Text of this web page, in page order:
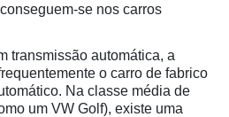
se nos carros
transmissão automática, a
o carro de fabrico
Na classe média de
um VW Golf), existe uma